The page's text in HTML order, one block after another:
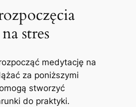
stres
medytację na
za poniższymi
stworzyć
do praktyki.